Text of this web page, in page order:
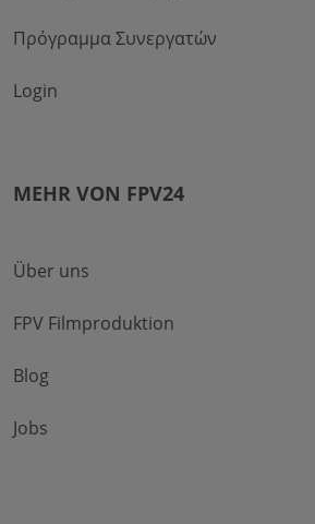
Πρόγραμμα Συνεργατών
Login
MEHR VON FPV24
Über uns
FPV Filmproduktion
Blog
Jobs